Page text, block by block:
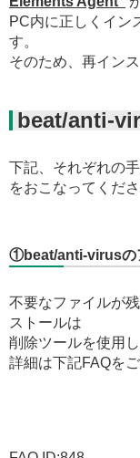
PC内に正しくイン
す。
そのため、再イン
beat/anti-
下記、それぞれの
をおこなってくださ
①beat/anti-virusの
不要なファイルが
ストールは
削除ツールを使用
詳細は下記FAQを